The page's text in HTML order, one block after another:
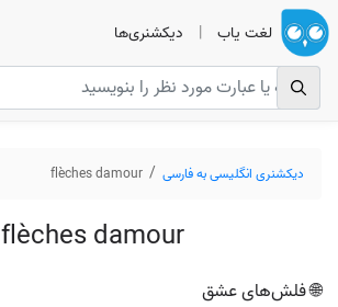
لغت یاب | دیکشنری‌ها
دیکشنری انگلیسی به فارسی flèches damour
flèches damour
🌐 فلش‌های عشق